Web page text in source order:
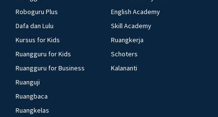
Roboguru Plus
Dafa dan Lulu
Kursus for Kids
Ruangguru for Kids
Ruangguru for Business
Ruanguji
Ruangbaca
Ruangkelas
English Academy
Skill Academy
Ruangkerja
Schoters
Kalananti